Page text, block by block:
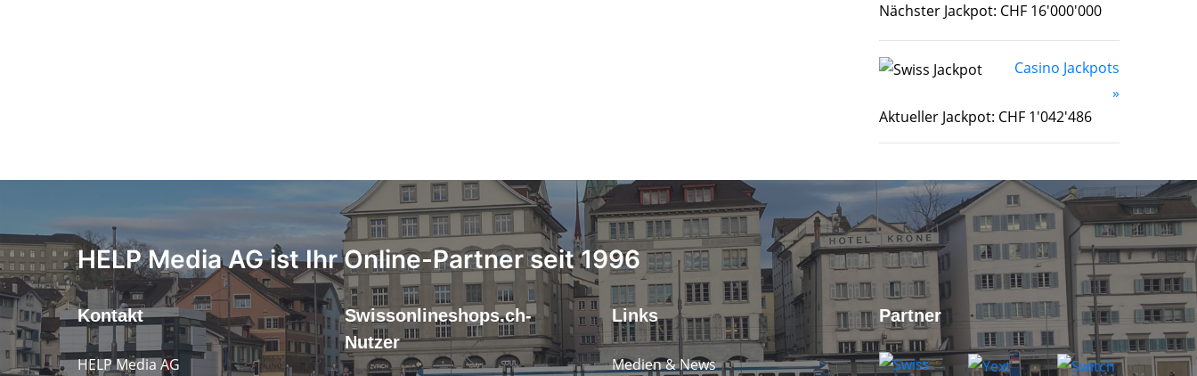
Nächster Jackpot: CHF 16'000'000
Casino Jackpots
»
Aktueller Jackpot: CHF 1'042'486
HELP Media AG ist Ihr Online-Partner seit 1996
Kontakt
HELP Media AG
Swissonlineshops.ch-
Nutzer
Links
Medien & News
Partner